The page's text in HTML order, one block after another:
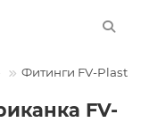
Фитинги FV-Plast
FV-